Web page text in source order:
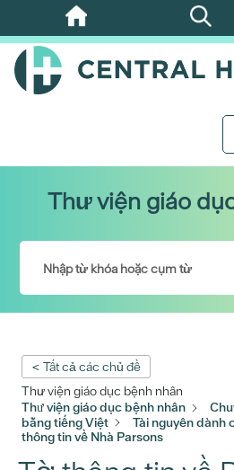
Bỏ
qua
nội
Thư viện giáo
< Tất cả các chủ đề
Thư viện giáo dục bệnh nhân
Thư viện giáo dục bệnh nhân
bằng tiếng Việt
Tài nguyên dành
thông tin về Nhà Parsons